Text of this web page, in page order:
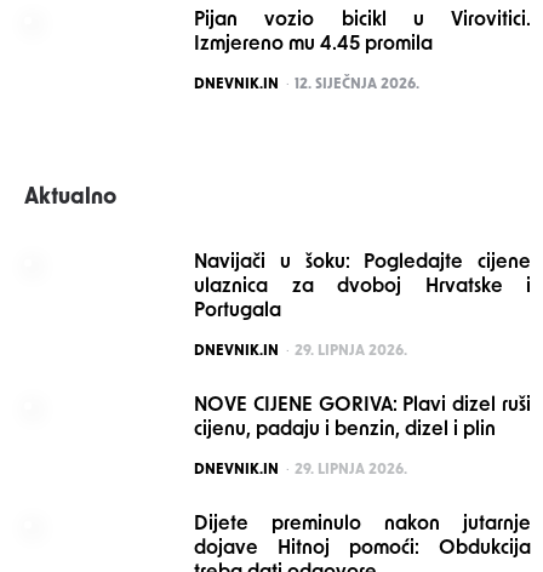
Pijan vozio bicikl u Virovitici.
Izmjereno mu 4.45 promila
POSTED
DNEVNIK.IN 12. SIJEČNJA 2026.
Aktualno
Navijači u šoku: Pogledajte cijene
ulaznica za dvoboj Hrvatske i
Portugala
POSTED
DNEVNIK.IN 29. LIPNJA 2026.
NOVE CIJENE GORIVA: Plavi dizel ruši
cijenu, padaju i benzin, dizel i plin
POSTED
DNEVNIK.IN 29. LIPNJA 2026.
Dijete preminulo nakon jutarnje
dojave Hitnoj pomoći: Obdukcija